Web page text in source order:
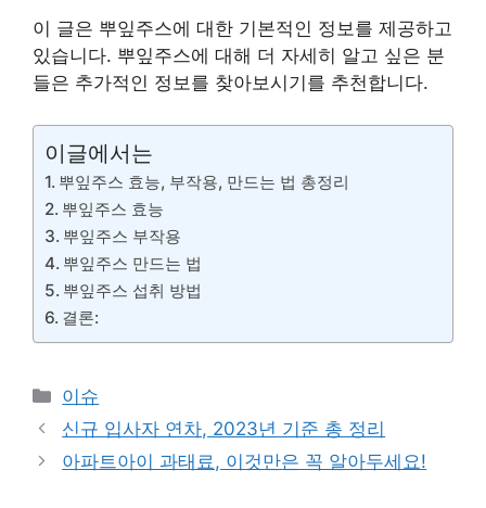
이 글은 뿌잎주스에 대한 기본적인 정보를 제공하고
있습니다. 뿌잎주스에 대해 더 자세히 알고 싶은 분
들은 추가적인 정보를 찾아보시기를 추천합니다.
이글에서는
뿌잎주스 효능, 부작용, 만드는 법 총정리
뿌잎주스 효능
뿌잎주스 부작용
뿌잎주스 만드는 법
뿌잎주스 섭취 방법
결론:
카
테
리
이슈
신규 입사자 연차, 2023년 기준 총 정리
아파트아이 과태료, 이것만은 꼭 알아두세요!